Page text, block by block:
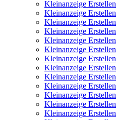
Kleinanzeige Erstellen
Kleinanzeige Erstellen
Kleinanzeige Erstellen
Kleinanzeige Erstellen
Kleinanzeige Erstellen
Kleinanzeige Erstellen
Kleinanzeige Erstellen
Kleinanzeige Erstellen
Kleinanzeige Erstellen
Kleinanzeige Erstellen
Kleinanzeige Erstellen
Kleinanzeige Erstellen
Kleinanzeige Erstellen